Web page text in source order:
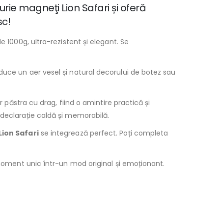
magneţi Lion Safari și oferă
1000g, ultra-rezistent și elegant. Se
un aer vesel și natural decorului de botez sau
cu drag, fiind o amintire practică și
caldă și memorabilă.
Safarise integrează perfect. Poți completa
unic într-un mod original și emoționant.